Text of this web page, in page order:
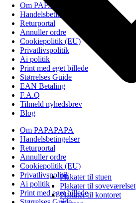
Plakater til stuen
Plakater til soveværelset
Plakater til kontoret
Om PAPAPAPA
Handelsbetingelser
Returportal
Annuller ordre
Cookiepolitik (EU)
Privatlivspolitik
Ai politik
Print med eget billede
Størrelses Guide
EAN Betaling
F.A.Q
Tilmeld nyhedsbrev
Blog
Om PAPAPAPA
Handelsbetingelser
Returportal
Annuller ordre
Cookiepolitik (EU)
Privatlivspolitik
Ai politik
Print med eget billede